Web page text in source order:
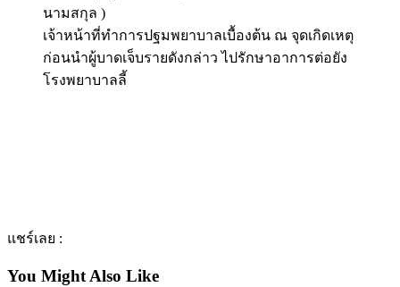
นามสกุล )
เจ้าหน้าที่ทำการปฐมพยาบาลเบื้องต้น ณ จุดเกิดเหตุ
ก่อนนำผู้บาดเจ็บรายดังกล่าว ไปรักษาอาการต่อยัง
โรงพยาบาลลี้
แชร์เลย :
You Might Also Like